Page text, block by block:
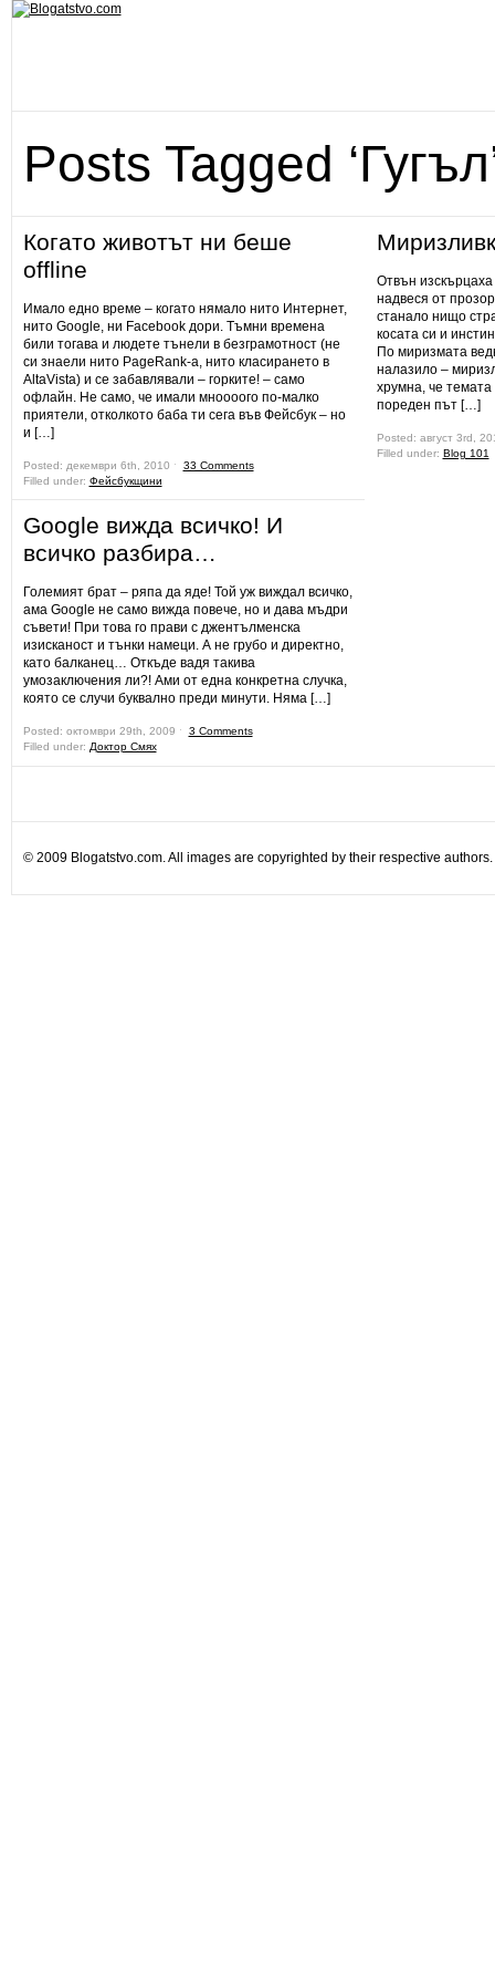
Posts Tagged
Когато животът ни беше
offline
Имало едно време – когато нямало нито Интернет,
нито Google, ни Facebook дори. Тъмни времена
били тогава и людете тънели в безграмотност (не
си знаели нито PageRank-a, нито класирането в
AltaVista) и се забавлявали – горките! – само
офлайн. Не само, че имали мноооого по-малко
приятели, отколкото баба ти сега във Фейсбук – но
и […]
Posted: декември 6th, 2010 ˑ 33 Comments
Filled under: Фейсбукщини
Google вижда всичко! И
всичко разбира…
Големият брат – ряпа да яде! Той уж виждал всичко,
ама Google не само вижда повече, но и дава мъдри
съвети! При това го прави с джентълменска
изисканост и тънки намеци. А не грубо и директно,
като балканец… Откъде вадя такива
умозаключения ли?! Ами от една конкретна случка,
която се случи буквално преди минути. Няма […]
Posted: октомври 29th, 2009 ˑ 3 Comments
Filled under: Доктор Смях
Отвън
надвеся от
станало нищо
косата си и
По миризмата
налазило –
хрумна, че
пореден път […]
Posted: август 3rd,
Filled under: Blog 101
© 2009 Blogatstvo.com. All images are copyrighted by their respective authors.